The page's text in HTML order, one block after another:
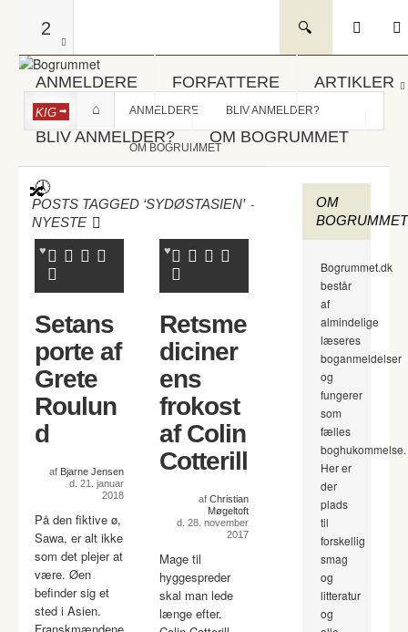
2
ANMELDERE FORFATTERE ARTIKLER
BLIV ANMELDER? OM BOGRUMMET
KIG ANMELDERE BLIV ANMELDER?
OM BOGRUMMET
POSTS TAGGED ‘SYDØSTASIEN’ -
NYESTE
Setans
porte af
Grete
Roulun
d
af Bjarne Jensen
d. 21. januar
2018
På den fiktive ø,
Sawa, er alt ikke
som det plejer at
være. Øen
befinder sig et
sted i Asien.
Retsme
diciner
ens
frokost
af Colin
Cotterill
af Christian
Møgeltoft
d. 28. november
2017
Mage til
hyggespreder
skal man lede
længe efter.
OM
BOGRUMMET
Bogrummet.dk
består
af
almindelige
læseres
boganmeldelser
og
fungerer
som
fælles
boghukommelse.
Her er
der
plads
til
forskellig
smag
og
litteratur
og